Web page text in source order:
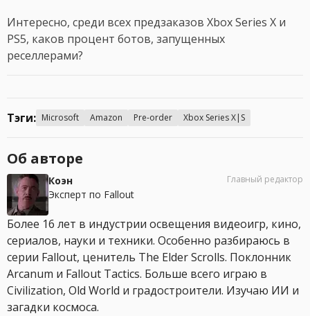
Интересно, среди всех предзаказов Xbox Series X и
PS5, каков процент ботов, запущенных
реселлерами?
Тэги: Microsoft Amazon Pre-order Xbox Series X|S
Об авторе
Коэн
Эксперт по Fallout
Главный редактор
Более 16 лет в индустрии освещения видеоигр, кино,
сериалов, науки и техники. Особенно разбираюсь в
серии Fallout, ценитель The Elder Scrolls. Поклонник
Arcanum и Fallout Tactics. Больше всего играю в
Civilization, Old World и градостроители. Изучаю ИИ и
загадки космоса.